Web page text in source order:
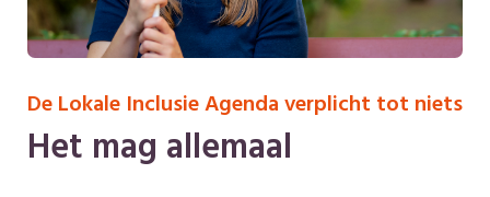
De Lokale Inclusie Agenda verplicht tot niets
Het mag allemaal